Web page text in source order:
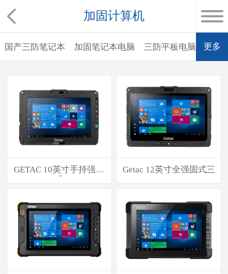
加固计算机
国产三防笔记本 加固笔记本电脑 三防平板电脑 防爆
更多
GETAC 10英寸手持强固
Getac 12英寸全强固式三